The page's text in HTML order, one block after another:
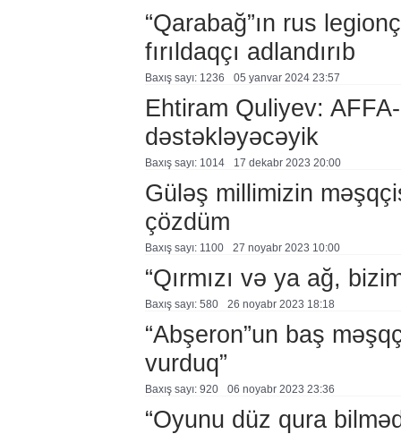
“Qarabağ”ın rus
fırıldaqçı adlandırıb
Baxış sayı: 1236 05 yanvar 2024 23:57
Ehtiram Quliyev:
dəstəkləyəcəyik
Baxış sayı: 1014 17 dekabr 2023 20:00
Güləş millimizin
çözdüm
Baxış sayı: 1100 27 noyabr 2023 10:00
“Qırmızı və ya ağ,
Baxış sayı: 580 26 noyabr 2023 18:18
“Abşeron”un baş
vurduq”
Baxış sayı: 920 06 noyabr 2023 23:36
“Oyunu düz qura